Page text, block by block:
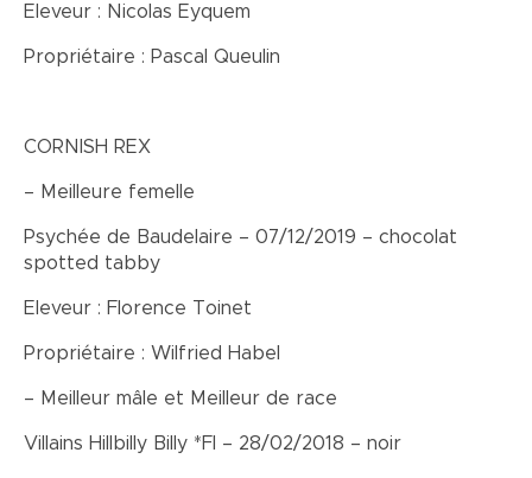
Eleveur : Nicolas Eyquem
Propriétaire : Pascal Queulin
CORNISH REX
– Meilleure femelle
Psychée de Baudelaire – 07/12/2019 – chocolat
spotted tabby
Eleveur : Florence Toinet
Propriétaire : Wilfried Habel
– Meilleur mâle et Meilleur de race
Villains Hillbilly Billy *FI – 28/02/2018 – noir